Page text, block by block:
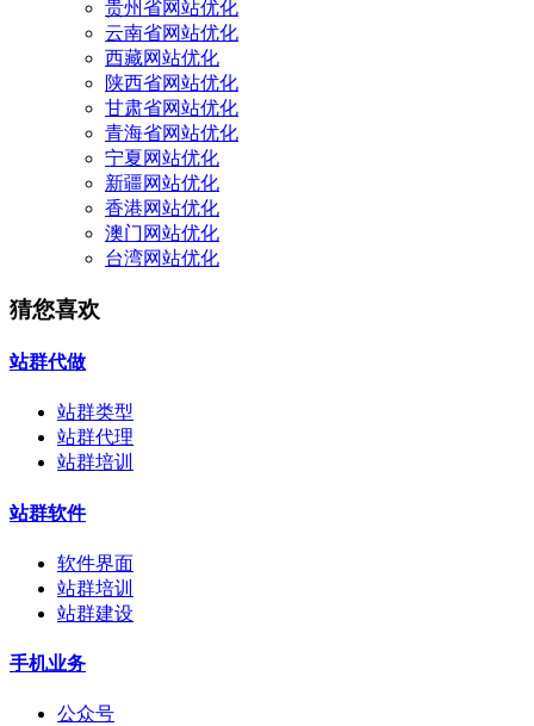
贵州省网站优化
云南省网站优化
西藏网站优化
陕西省网站优化
甘肃省网站优化
青海省网站优化
宁夏网站优化
新疆网站优化
香港网站优化
澳门网站优化
台湾网站优化
猜您喜欢
站群代做
站群类型
站群代理
站群培训
站群软件
软件界面
站群培训
站群建设
手机业务
公众号